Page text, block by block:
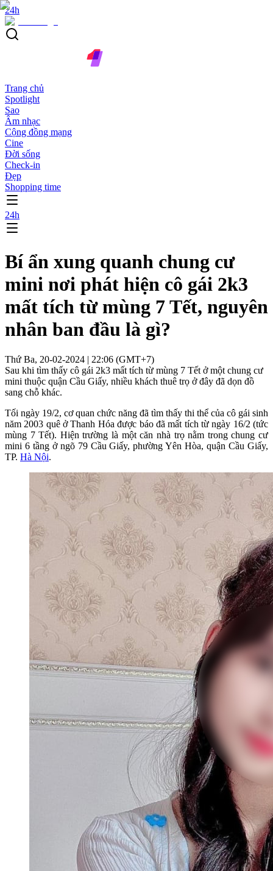
24h
Trang chủ
Spotlight
Sao
Âm nhạc
Cộng đồng mạng
Cine
Đời sống
Check-in
Đẹp
Shopping time
24h
Bí ẩn xung quanh chung cư
mini nơi phát hiện cô gái 2k3
mất tích từ mùng 7 Tết, nguyên
nhân ban đầu là gì?
Thứ Ba, 20-02-2024 | 22:06 (GMT+7)
Sau khi tìm thấy cô gái 2k3 mất tích từ mùng 7 Tết ở một chung cư
mini thuộc quận Cầu Giấy, nhiều khách thuê trọ ở đây đã dọn đồ
sang chỗ khác.
Tối ngày 19/2, cơ quan chức năng đã tìm thấy thi thể của cô gái sinh
năm 2003 quê ở Thanh Hóa được báo đã mất tích từ ngày 16/2 (tức
mùng 7 Tết). Hiện trường là một căn nhà trọ nằm trong chung cư
mini 6 tầng ở ngõ 79 Cầu Giấy, phường Yên Hòa, quận Cầu Giấy,
TP. Hà Nội.